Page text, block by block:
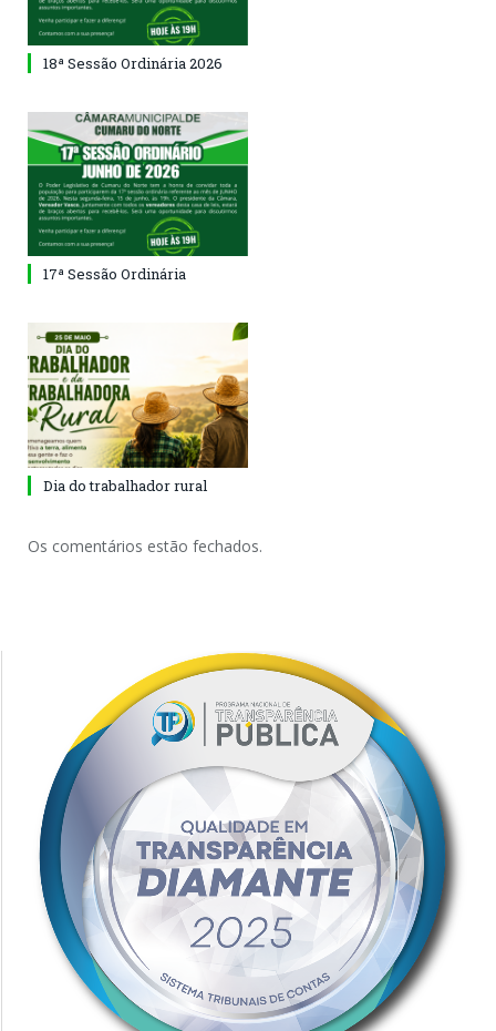
18ª Sessão Ordinária 2026
17ª Sessão Ordinária
Dia do trabalhador rural
Os comentários estão fechados.